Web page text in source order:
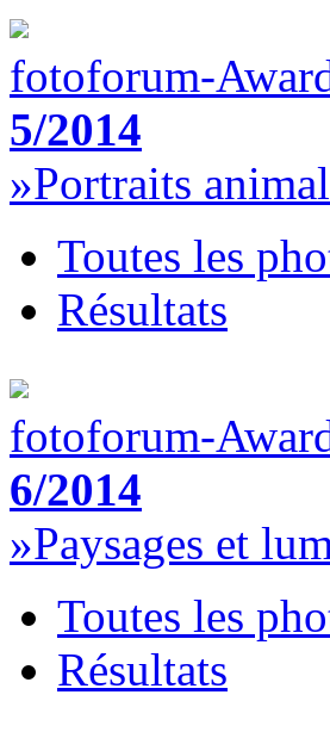
fotoforum-
5/2014
»Portraits
Toutes les
Résultats
fotoforum-
6/2014
»Paysages et
Toutes les
Résultats